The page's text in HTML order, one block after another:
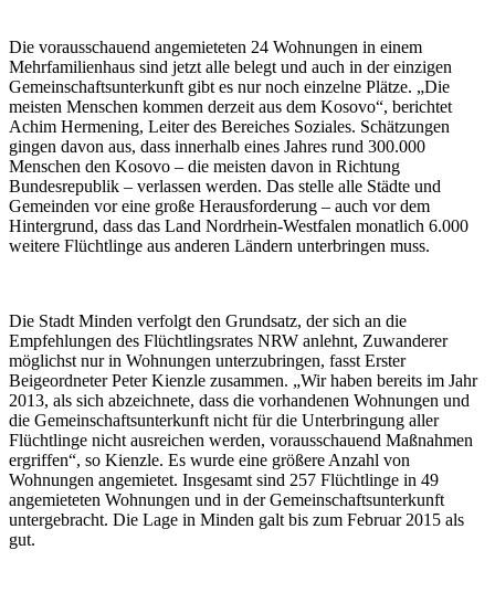
Die vorausschauend angemieteten 24 Wohnungen in einem
Mehrfamilienhaus sind jetzt alle belegt und auch in der einzigen
Gemeinschaftsunterkunft gibt es nur noch einzelne Plätze. „Die
meisten Menschen kommen derzeit aus dem Kosovo“, berichtet
Achim Hermening, Leiter des Bereiches Soziales. Schätzungen
gingen davon aus, dass innerhalb eines Jahres rund 300.000
Menschen den Kosovo – die meisten davon in Richtung
Bundesrepublik – verlassen werden. Das stelle alle Städte und
Gemeinden vor eine große Herausforderung – auch vor dem
Hintergrund, dass das Land Nordrhein-Westfalen monatlich 6.000
weitere Flüchtlinge aus anderen Ländern unterbringen muss.
Die Stadt Minden verfolgt den Grundsatz, der sich an die
Empfehlungen des Flüchtlingsrates NRW anlehnt, Zuwanderer
möglichst nur in Wohnungen unterzubringen, fasst Erster
Beigeordneter Peter Kienzle zusammen. „Wir haben bereits im Jahr
2013, als sich abzeichnete, dass die vorhandenen Wohnungen und
die Gemeinschaftsunterkunft nicht für die Unterbringung aller
Flüchtlinge nicht ausreichen werden, vorausschauend Maßnahmen
ergriffen“, so Kienzle. Es wurde eine größere Anzahl von
Wohnungen angemietet. Insgesamt sind 257 Flüchtlinge in 49
angemieteten Wohnungen und in der Gemeinschaftsunterkunft
untergebracht. Die Lage in Minden galt bis zum Februar 2015 als
gut.